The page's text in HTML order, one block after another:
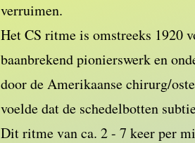
verruimen.
Het CS ritme is omstreeks 1920
baanbrekend pionierswerk en
door de Amerikaanse chirurg/
voelde dat de schedelbotten
Dit ritme van ca. 2 - 7 keer per